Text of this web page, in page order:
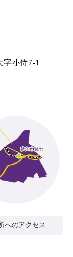
小侍7-1
へのアクセス